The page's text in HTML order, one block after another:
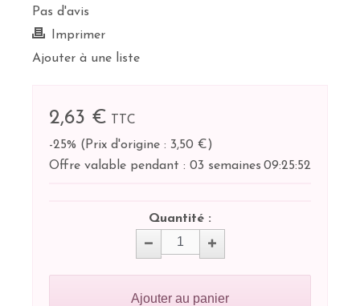
Pas d'avis
Imprimer
Ajouter à une liste
2,63 €
TTC
-25% ( Prix d'origine : 3,50 €)
Offre valable pendant : 03 semaines 09:25:52
Quantité :
Ajouter au panier